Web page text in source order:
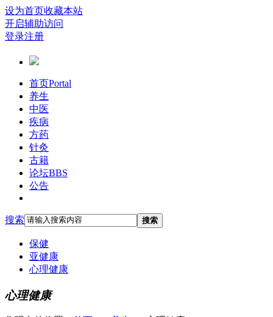
设为首页收藏本站
开启辅助访问
登录注册
首页Portal
养生
中医
疾病
方药
针灸
古籍
论坛BBS
公告
搜索 搜索
保健
亚健康
心理健康
心理健康